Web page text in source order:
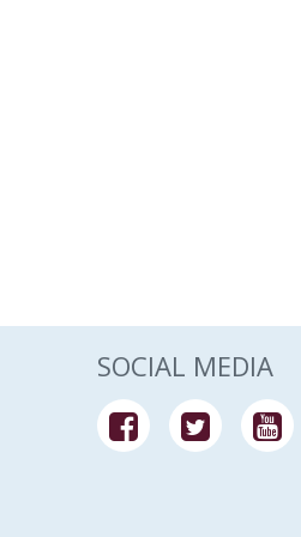
SOCIAL MEDIA